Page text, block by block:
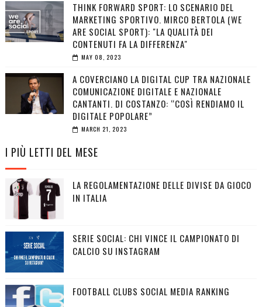
THINK FORWARD SPORT: LO SCENARIO DEL
MARKETING SPORTIVO. MIRCO BERTOLA (WE
ARE SOCIAL SPORT): "LA QUALITÀ DEI
CONTENUTI FA LA DIFFERENZA"
MAY 08, 2023
A COVERCIANO LA DIGITAL CUP TRA NAZIONALE
COMUNICAZIONE DIGITALE E NAZIONALE
CANTANTI. DI COSTANZO: “COSÌ RENDIAMO IL
DIGITALE POPOLARE”
MARCH 21, 2023
I PIÙ LETTI DEL MESE
LA REGOLAMENTAZIONE DELLE DIVISE DA GIOCO
IN ITALIA
SERIE SOCIAL: CHI VINCE IL CAMPIONATO DI
CALCIO SU INSTAGRAM
FOOTBALL CLUBS SOCIAL MEDIA RANKING